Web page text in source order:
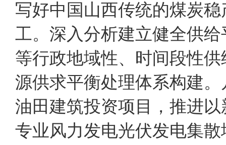
写好中国山西传统的煤炭
工。深入分析建立健全供
等行政地域性、时间段性
源供求平衡处理体系构建
油田建筑投资项目，推进
专业风力发电光伏发电集